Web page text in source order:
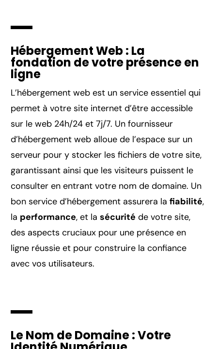
Hébergement Web : La
fondation de votre présence en
ligne
L’hébergement web est un service essentiel qui
permet à votre site internet d’être accessible
sur le web 24h/24 et 7j/7. Un fournisseur
d’hébergement web alloue de l’espace sur un
serveur pour y stocker les fichiers de votre site,
garantissant ainsi que les visiteurs puissent le
consulter en entrant votre nom de domaine. Un
bon service d’hébergement assurera lafiabilité,
la performance, et lasécurité de votre site,
des aspects cruciaux pour une présence en
ligne réussie et pour construire la confiance
avec vos utilisateurs.
Le Nom de Domaine : Votre